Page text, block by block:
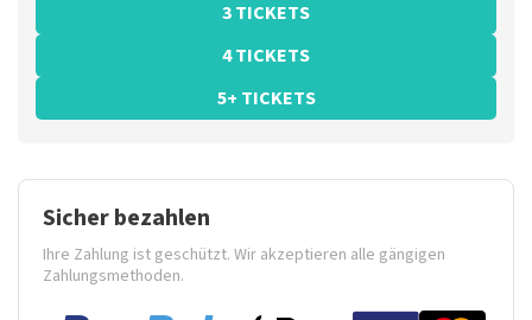
3 TICKETS
4 TICKETS
5+ TICKETS
Sicher bezahlen
Ihre Zahlung ist geschützt. Wir akzeptieren alle gängigen
Zahlungsmethoden.